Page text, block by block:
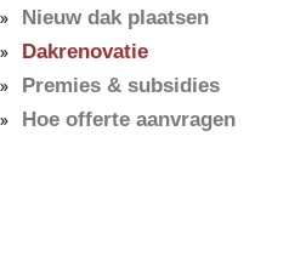
Nieuw dak plaatsen
Dakrenovatie
Premies & subsidies
Hoe offerte aanvragen